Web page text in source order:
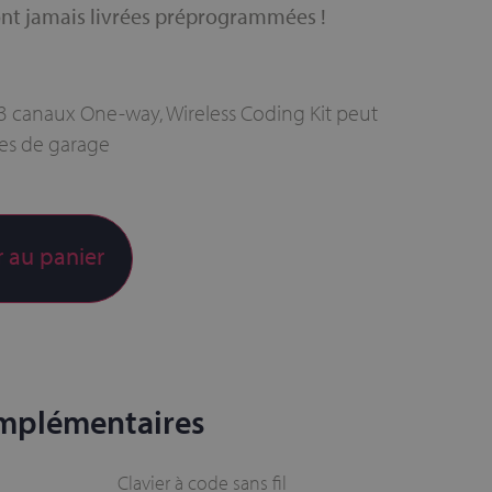
jamais livrées préprogrammées !
canaux One-way, Wireless Coding Kit peut
de garage
au panier
Clavier à code sans fil